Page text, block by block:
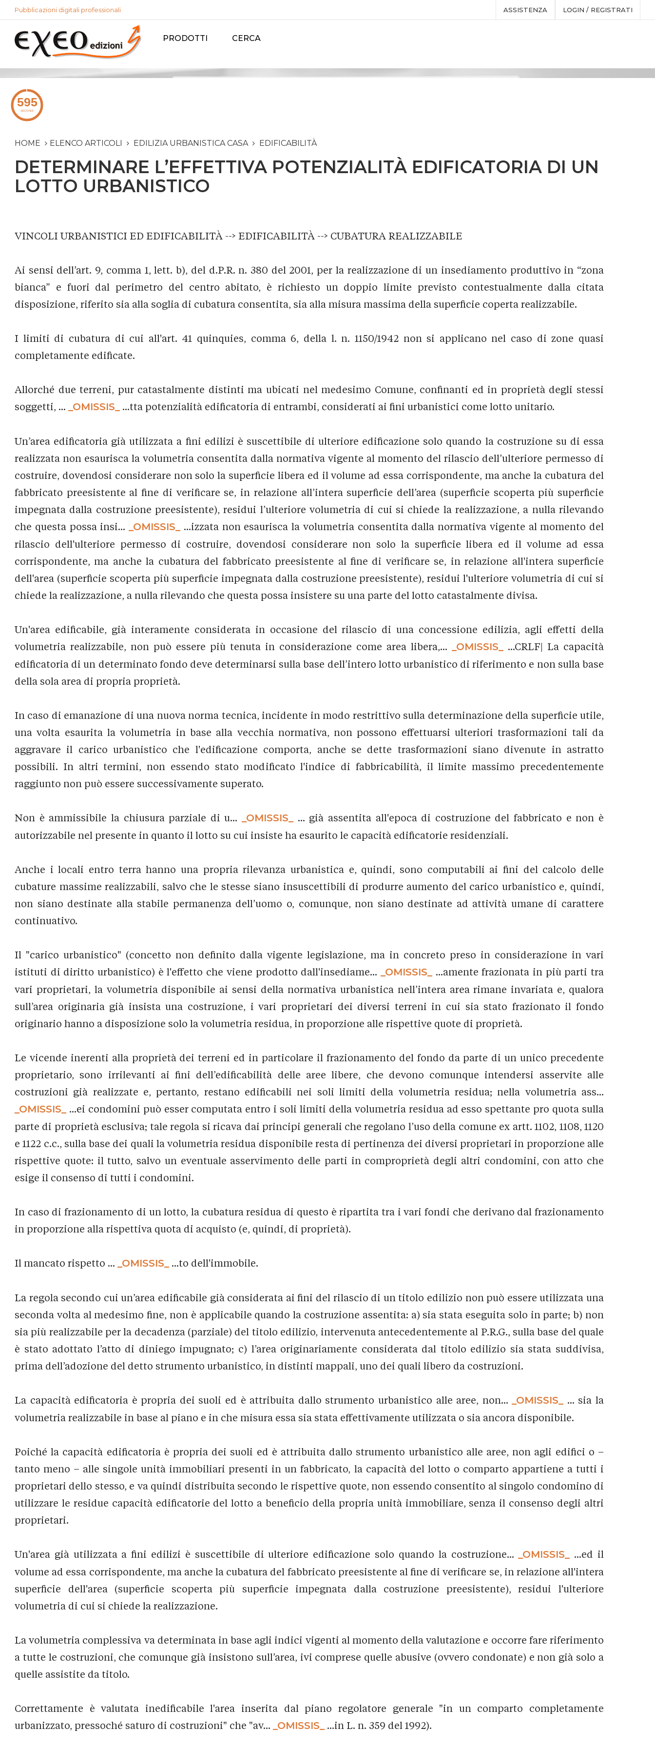
Pubblicazioni digitali professionali ASSISTENZA LOGIN / REGISTRATI
PRODOTTI CERCA
HOME ELENCO ARTICOLI EDILIZIA URBANISTICA CASA EDIFICABILITÀ
DETERMINARE L’EFFETTIVA POTENZIALITÀ EDIFICATORIA DI UN
LOTTO URBANISTICO
VINCOLI URBANISTICI ED EDIFICABILITÀ --> EDIFICABILITÀ --> CUBATURA REALIZZABILE
Ai sensi dell’art. 9, comma 1, lett. b), del d.P.R. n. 380 del 2001, per la realizzazione di un insediamento produttivo in “zona
bianca” e fuori dal perimetro del centro abitato, è richiesto un doppio limite previsto contestualmente dalla citata
disposizione, riferito sia alla soglia di cubatura consentita, sia alla misura massima della superficie coperta realizzabile.
I limiti di cubatura di cui all'art. 41 quinquies, comma 6, della l. n. 1150/1942 non si applicano nel caso di zone quasi
completamente edificate.
Allorché due terreni, pur catastalmente distinti ma ubicati nel medesimo Comune, confinanti ed in proprietà degli stessi
soggetti, ...
_OMISSIS_ ...tta potenzialità edificatoria di entrambi, considerati ai fini urbanistici come lotto unitario.
Un’area edificatoria già utilizzata a fini edilizi è suscettibile di ulteriore edificazione solo quando la costruzione su di essa
realizzata non esaurisca la volumetria consentita dalla normativa vigente al momento del rilascio dell’ulteriore permesso di
costruire, dovendosi considerare non solo la superficie libera ed il volume ad essa corrispondente, ma anche la cubatura del
fabbricato preesistente al fine di verificare se, in relazione all’intera superficie dell’area (superficie scoperta più superficie
impegnata dalla costruzione preesistente), residui l’ulteriore volumetria di cui si chiede la realizzazione, a nulla rilevando
che questa possa insi...
_OMISSIS_
...izzata non esaurisca la volumetria consentita dalla normativa vigente al momento del
rilascio dell'ulteriore permesso di costruire, dovendosi considerare non solo la superficie libera ed il volume ad essa
corrispondente, ma anche la cubatura del fabbricato preesistente al fine di verificare se, in relazione all'intera superficie
dell'area (superficie scoperta più superficie impegnata dalla costruzione preesistente), residui l'ulteriore volumetria di cui si
chiede la realizzazione, a nulla rilevando che questa possa insistere su una parte del lotto catastalmente divisa.
Un'area edificabile, già interamente considerata in occasione del rilascio di una concessione edilizia, agli effetti della
volumetria realizzabile, non può essere più tenuta in considerazione come area libera,...
_OMISSIS_
...CRLF| La capacità
edificatoria di un determinato fondo deve determinarsi sulla base dell’intero lotto urbanistico di riferimento e non sulla base
della sola area di propria proprietà.
In caso di emanazione di una nuova norma tecnica, incidente in modo restrittivo sulla determinazione della superficie utile,
una volta esaurita la volumetria in base alla vecchia normativa, non possono effettuarsi ulteriori trasformazioni tali da
aggravare il carico urbanistico che l'edificazione comporta, anche se dette trasformazioni siano divenute in astratto
possibili. In altri termini, non essendo stato modificato l'indice di fabbricabilità, il limite massimo precedentemente
raggiunto non può essere successivamente superato.
Non è ammissibile la chiusura parziale di u... _OMISSIS_
... già assentita all'epoca di costruzione del fabbricato e non è
autorizzabile nel presente in quanto il lotto su cui insiste ha esaurito le capacità edificatorie residenziali.
Anche i locali entro terra hanno una propria rilevanza urbanistica e, quindi, sono computabili ai fini del calcolo delle
cubature massime realizzabili, salvo che le stesse siano insuscettibili di produrre aumento del carico urbanistico e, quindi,
non siano destinate alla stabile permanenza dell’uomo o, comunque, non siano destinate ad attività umane di carattere
continuativo.
Il "carico urbanistico" (concetto non definito dalla vigente legislazione, ma in concreto preso in considerazione in vari
istituti di diritto urbanistico) è l'effetto che viene prodotto dall'insediame...
_OMISSIS_
...amente frazionata in più parti tra
vari proprietari, la volumetria disponibile ai sensi della normativa urbanistica nell’intera area rimane invariata e, qualora
sull’area originaria già insista una costruzione, i vari proprietari dei diversi terreni in cui sia stato frazionato il fondo
originario hanno a disposizione solo la volumetria residua, in proporzione alle rispettive quote di proprietà.
Le vicende inerenti alla proprietà dei terreni ed in particolare il frazionamento del fondo da parte di un unico precedente
proprietario, sono irrilevanti ai fini dell’edificabilità delle aree libere, che devono comunque intendersi asservite alle
costruzioni già realizzate e, pertanto, restano edificabili nei soli limiti della volumetria residua; nella volumetria ass...
_OMISSIS_
...ei condomini può esser computata entro i soli limiti della volumetria residua ad esso spettante pro quota sulla
parte di proprietà esclusiva; tale regola si ricava dai principi generali che regolano l’uso della comune ex artt. 1102, 1108, 1120
e 1122 c.c., sulla base dei quali la volumetria residua disponibile resta di pertinenza dei diversi proprietari in proporzione alle
rispettive quote: il tutto, salvo un eventuale asservimento delle parti in comproprietà degli altri condomini, con atto che
esige il consenso di tutti i condomini.
In caso di frazionamento di un lotto, la cubatura residua di questo è ripartita tra i vari fondi che derivano dal frazionamento
in proporzione alla rispettiva quota di acquisto (e, quindi, di proprietà).
Il mancato rispetto ... _OMISSIS_ ...to dell'immobile.
La regola secondo cui un’area edificabile già considerata ai fini del rilascio di un titolo edilizio non può essere utilizzata una
seconda volta al medesimo fine, non è applicabile quando la costruzione assentita: a) sia stata eseguita solo in parte; b) non
sia più realizzabile per la decadenza (parziale) del titolo edilizio, intervenuta antecedentemente al P.R.G., sulla base del quale
è stato adottato l’atto di diniego impugnato; c) l’area originariamente considerata dal titolo edilizio sia stata suddivisa,
prima dell’adozione del detto strumento urbanistico, in distinti mappali, uno dei quali libero da costruzioni.
La capacità edificatoria è propria dei suoli ed è attribuita dallo strumento urbanistico alle aree, non... _OMISSIS_
... sia la
volumetria realizzabile in base al piano e in che misura essa sia stata effettivamente utilizzata o sia ancora disponibile.
Poiché la capacità edificatoria è propria dei suoli ed è attribuita dallo strumento urbanistico alle aree, non agli edifici o –
tanto meno – alle singole unità immobiliari presenti in un fabbricato, la capacità del lotto o comparto appartiene a tutti i
proprietari dello stesso, e va quindi distribuita secondo le rispettive quote, non essendo consentito al singolo condomino di
utilizzare le residue capacità edificatorie del lotto a beneficio della propria unità immobiliare, senza il consenso degli altri
proprietari.
Un'area già utilizzata a fini edilizi è suscettibile di ulteriore edificazione solo quando la costruzione... _OMISSIS_
...ed il
volume ad essa corrispondente, ma anche la cubatura del fabbricato preesistente al fine di verificare se, in relazione all'intera
superficie dell'area (superficie scoperta più superficie impegnata dalla costruzione preesistente), residui l'ulteriore
volumetria di cui si chiede la realizzazione.
La volumetria complessiva va determinata in base agli indici vigenti al momento della valutazione e occorre fare riferimento
a tutte le costruzioni, che comunque già insistono sull’area, ivi comprese quelle abusive (ovvero condonate) e non già solo a
quelle assistite da titolo.
Correttamente è valutata inedificabile l'area inserita dal piano regolatore generale "in un comparto completamente
urbanizzato, pressoché saturo di costruzioni" che "av...
_OMISSIS_ ...in L. n. 359 del 1992).